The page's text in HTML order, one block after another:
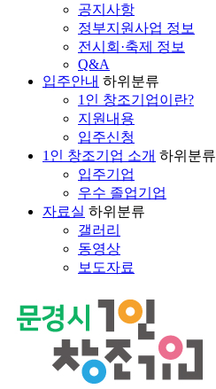
공지사항
정부지원사업 정보
전시회·축제 정보
Q&A
입주안내 하위분류
1인 창조기업이란?
지원내용
입주신청
1인 창조기업 소개 하위분류
입주기업
우수 졸업기업
자료실 하위분류
갤러리
동영상
보도자료